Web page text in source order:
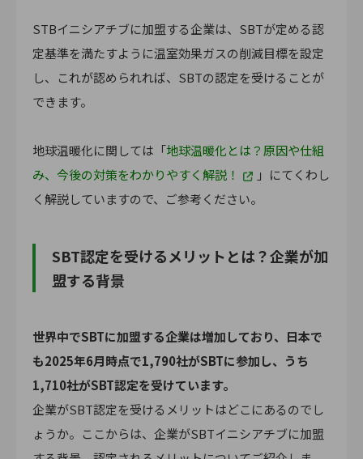
STBイニシアチブに加盟する企業は、SBTが定める認
定基準を満たすように温室効果ガスの削減目標を設定
し、これが認められれば、SBTの認定を受けることが
できます。
地球温暖化に関しては「地球温暖化とは？原因や仕組
み、今後の対策をわかりやすく解説！
」にてくわし
く解説していますので、ご参考ください。
SBT認定を受けるメリットとは？企業が加
盟する背景
世界中でSBTに加盟する企業は増加しており、日本で
も2025年6月時点で1,790社がSBTに参加し、うち
1,710社がSBT認定を受けています。
企業がSBT認定を受けるメリットはどこにあるのでし
ょうか。ここからは、企業がSBTイニシアチブに加盟